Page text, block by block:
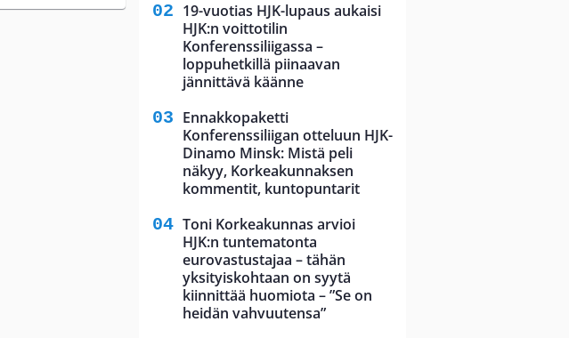
19-vuotias HJK-lupaus aukaisi
HJK:n voittotilin
Konferenssiliigassa –
loppuhetkillä piinaavan
jännittävä käänne
Ennakkopaketti
Konferenssiliigan otteluun HJK-
Dinamo Minsk: Mistä peli
näkyy, Korkeakunnaksen
kommentit, kuntopuntarit
Toni Korkeakunnas arvioi
HJK:n tuntematonta
eurovastustajaa – tähän
yksityiskohtaan on syytä
kiinnittää huomiota – ”Se on
heidän vahvuutensa”